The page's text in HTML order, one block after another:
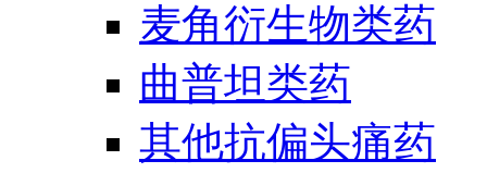
麦角衍生物类药
曲普坦类药
其他抗偏头痛药